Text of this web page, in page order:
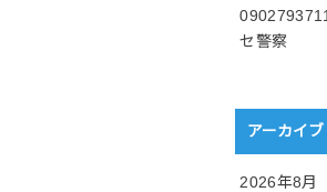
セ警察
アーカイブ
2026年8月